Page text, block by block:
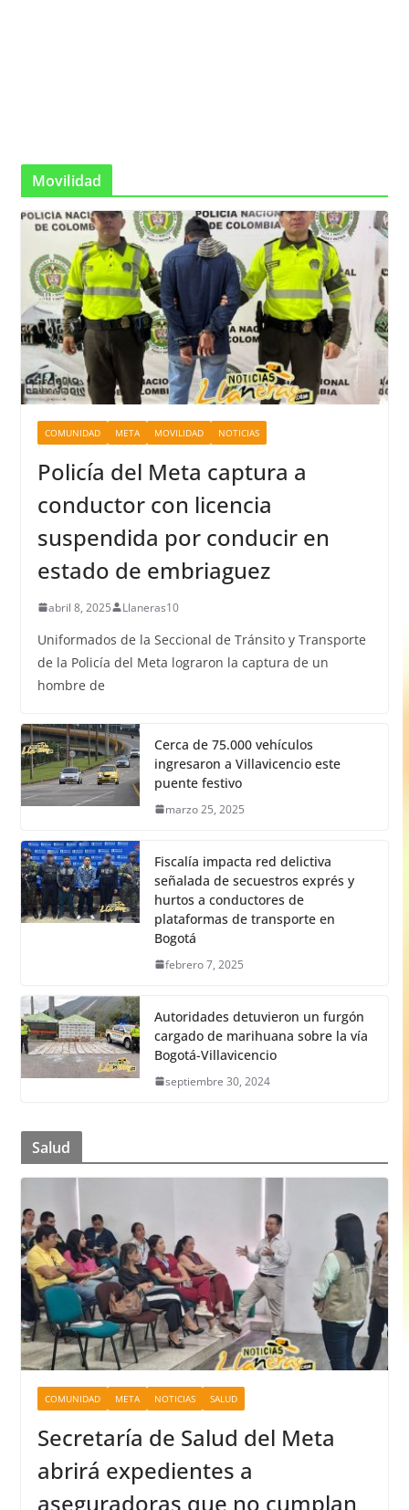
Movilidad
COMUNIDAD META MOVILIDAD NOTICIAS
Policía del Meta captura a
conductor con licencia
suspendida por conducir en
estado de embriaguez
abril 8, 2025 Llaneras10
Uniformados de la Seccional de Tránsito y Transporte
de la Policía del Meta lograron la captura de un
hombre de
Cerca de 75.000 vehículos
ingresaron a Villavicencio este
puente festivo
marzo 25, 2025
Fiscalía impacta red delictiva
señalada de secuestros exprés y
hurtos a conductores de
plataformas de transporte en
Bogotá
febrero 7, 2025
Autoridades detuvieron un furgón
cargado de marihuana sobre la vía
Bogotá-Villavicencio
septiembre 30, 2024
Salud
COMUNIDAD META NOTICIAS SALUD
Secretaría de Salud del Meta
abrirá expedientes a
aseguradoras que no cumplan